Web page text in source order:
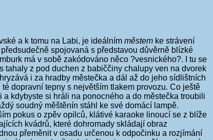
a k tomu na Labi, je ideálním městem ke strávení
spojovaná s představou důvěrně blízké
má v sobě zakódováno něco ?vesnického?. I tu se
z pod duchen z babiččiny chalupy ven na dvorek
i za hradby městečka a dál až do jeho sídlištních
dopravní tepny s největším tlakem provozu. Co ještě
kdybyste si hráli na ponocného a do městečka troubili
soudný měštěnín stáhl ke své domácí lampě.
pokus o zpěv opilců, klátivé karaoke linoucí se z blíže
kvádrů, které dohromady skládají obraz
přeměnit v osadu určenou k odpočinku a rozjímání